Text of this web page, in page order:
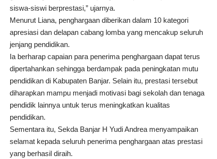
siswa-siswi berprestasi,” ujarnya.
Menurut Liana, penghargaan diberikan dalam 10 kategori
apresiasi dan delapan cabang lomba yang mencakup seluruh
jenjang pendidikan.
Ia berharap capaian para penerima penghargaan dapat terus
dipertahankan sehingga berdampak pada peningkatan mutu
pendidikan di Kabupaten Banjar. Selain itu, prestasi tersebut
diharapkan mampu menjadi motivasi bagi sekolah dan tenaga
pendidik lainnya untuk terus meningkatkan kualitas
pendidikan.
Sementara itu, Sekda Banjar H Yudi Andrea menyampaikan
selamat kepada seluruh penerima penghargaan atas prestasi
yang berhasil diraih.